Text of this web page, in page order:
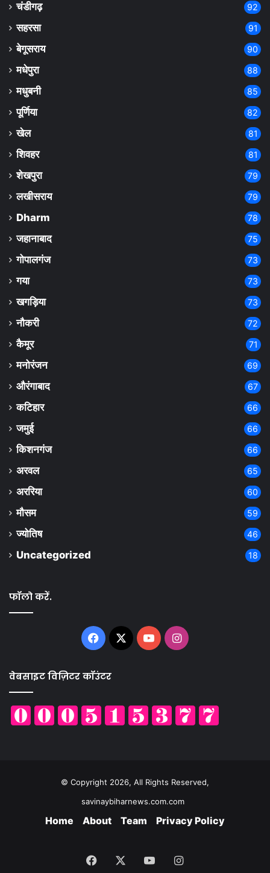
चंडीगढ़ 92
सहरसा 91
बेगूसराय 90
मधेपुरा 88
मधुबनी 85
पूर्णिया 82
खेल 81
शिवहर 81
शेखपुरा 79
लखीसराय 79
Dharm 78
जहानाबाद 75
गोपालगंज 73
गया 73
खगड़िया 73
नौकरी 72
कैमूर 71
मनोरंजन 69
औरंगाबाद 67
कटिहार 66
जमुई 66
किशनगंज 66
अरवल 65
अररिया 60
मौसम 59
ज्योतिष 46
Uncategorized 18
फॉलो करें.
Facebook
X YouTubeInstagram
वेबसाइट विज़िटर कॉउंटर
© Copyright 2026, All Rights Reserved,
savinaybiharnews.com.com
Home About Team Privacy Policy
Facebook YouTubeInstagram